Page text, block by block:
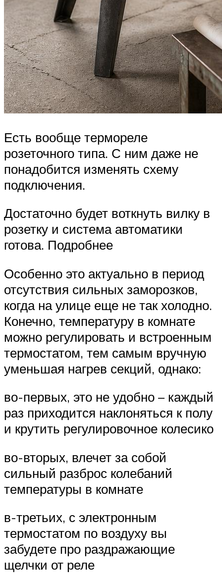
Есть вообще термореле
розеточного типа. С ним даже не
понадобится изменять схему
подключения.
Достаточно будет воткнуть вилку в
розетку и система автоматики
готова. Подробнее
Особенно это актуально в период
отсутствия сильных заморозков,
когда на улице еще не так холодно.
Конечно, температуру в комнате
можно регулировать и встроенным
термостатом, тем самым вручную
уменьшая нагрев секций, однако:
во-первых, это не удобно – каждый
раз приходится наклоняться к полу
и крутить регулировочное колесико
во-вторых, влечет за собой
сильный разброс колебаний
температуры в комнате
в-третьих, с электронным
термостатом по воздуху вы
забудете про раздражающие
щелчки от реле